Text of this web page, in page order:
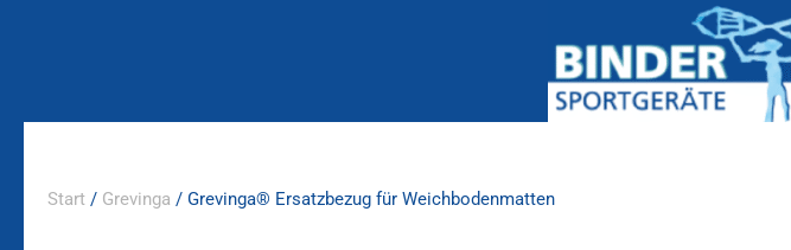
Start / Grevinga / Grevinga® Ersatzbezug für Weichbodenmatten